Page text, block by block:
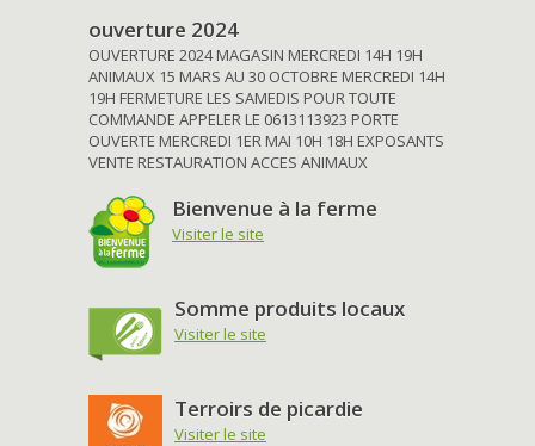
ouverture 2024
OUVERTURE 2024 MAGASIN MERCREDI 14H 19H
ANIMAUX 15 MARS AU 30 OCTOBRE MERCREDI 14H
19H FERMETURE LES SAMEDIS POUR TOUTE
COMMANDE APPELER LE 0613113923 PORTE
OUVERTE MERCREDI 1ER MAI 10H 18H EXPOSANTS
VENTE RESTAURATION ACCES ANIMAUX
Bienvenue à la ferme
Visiter le site
Somme produits locaux
Visiter le site
Terroirs de picardie
Visiter le site